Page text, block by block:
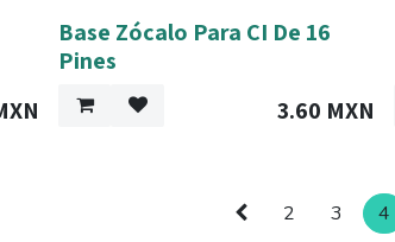
Base Zócalo Para CI De 16
Pines
3.60 MXN
2 3 4